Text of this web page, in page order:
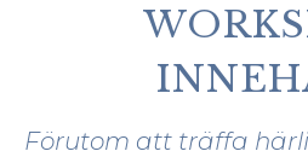
Förutom att träffa